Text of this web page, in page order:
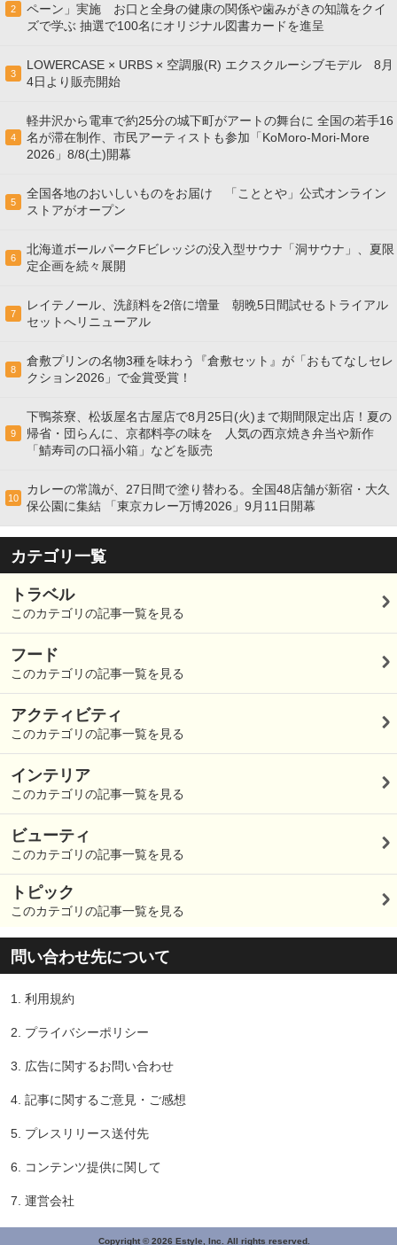
2
ペーン」実施 お口と全身の健康の関係や歯みがきの知識をクイ
ズで学ぶ 抽選で100名にオリジナル図書カードを進呈
3
LOWERCASE × URBS × 空調服(R) エクスクルーシブモデル 8月
4日より販売開始
4
軽井沢から電車で約25分の城下町がアートの舞台に 全国の若手16
名が滞在制作、市民アーティストも参加「KoMoro-Mori-More
2026」8/8(土)開幕
5
全国各地のおいしいものをお届け 「こととや」公式オンライン
ストアがオープン
6
北海道ボールパークFビレッジの没入型サウナ「洞サウナ」、夏限
定企画を続々展開
7
レイテノール、洗顔料を2倍に増量 朝晩5日間試せるトライアル
セットへリニューアル
8
倉敷プリンの名物3種を味わう『倉敷セット』が「おもてなしセレ
クション2026」で金賞受賞！
9
下鴨茶寮、松坂屋名古屋店で8月25日(火)まで期間限定出店！夏の
帰省・団らんに、京都料亭の味を 人気の西京焼き弁当や新作
「鯖寿司の口福小箱」などを販売
10
カレーの常識が、27日間で塗り替わる。全国48店舗が新宿・大久
保公園に集結 「東京カレー万博2026」9月11日開幕
カテゴリ一覧
トラベル
このカテゴリの記事一覧を見る
フード
このカテゴリの記事一覧を見る
アクティビティ
このカテゴリの記事一覧を見る
インテリア
このカテゴリの記事一覧を見る
ビューティ
このカテゴリの記事一覧を見る
トピック
このカテゴリの記事一覧を見る
問い合わせ先について
1. 利用規約
2. プライバシーポリシー
3. 広告に関するお問い合わせ
4. 記事に関するご意見・ご感想
5. プレスリリース送付先
6. コンテンツ提供に関して
7. 運営会社
Copyright © 2026 Estyle, Inc. All rights reserved.